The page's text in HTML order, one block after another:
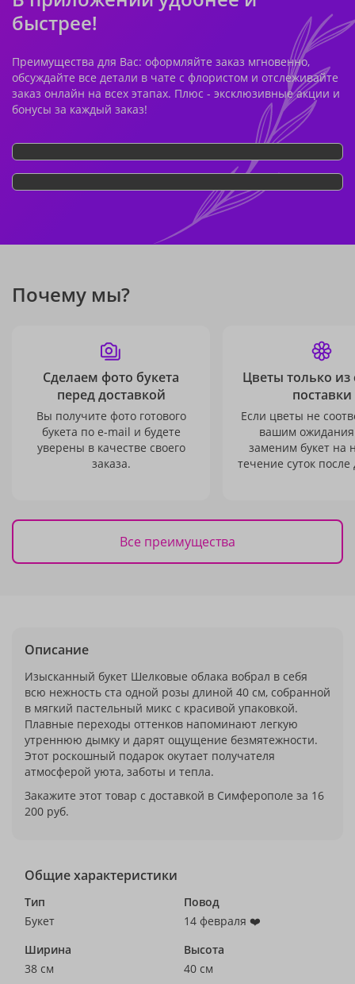
быстрее!
Преимущества для Вас: оформляйте заказ мгновенно,
обсуждайте все детали в чате с флористом и отслеживайте
заказ онлайн на всех этапах. Плюс - эксклюзивные акции и
бонусы за каждый заказ!
Почему мы?
Сделаем фото букета
перед доставкой
Вы получите фото готового
букета по e-mail и будете
уверены в качестве своего
заказа.
Цветы только из
поставки
Если цветы не
вашим
заменим букет на
течение суток после
Все преимущества
Описание
Изысканный букет Шелковые облака вобрал в себя
всю нежность ста одной розы длиной 40 см, собранной
в мягкий пастельный микс с красивой упаковкой.
Плавные переходы оттенков напоминают легкую
утреннюю дымку и дарят ощущение безмятежности.
Этот роскошный подарок окутает получателя
атмосферой уюта, заботы и тепла.
Закажите этот товар с доставкой в Симферополе за 16
200 руб.
Общие характеристики
Тип
Букет
Повод
14 февраля ❤️
Ширина
38 см
Высота
40 см